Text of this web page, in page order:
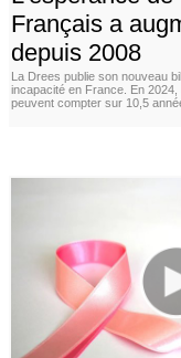
Français a
depuis 2008
La Drees publie son nouveau
incapacité en France. En
peuvent compter sur 10,5